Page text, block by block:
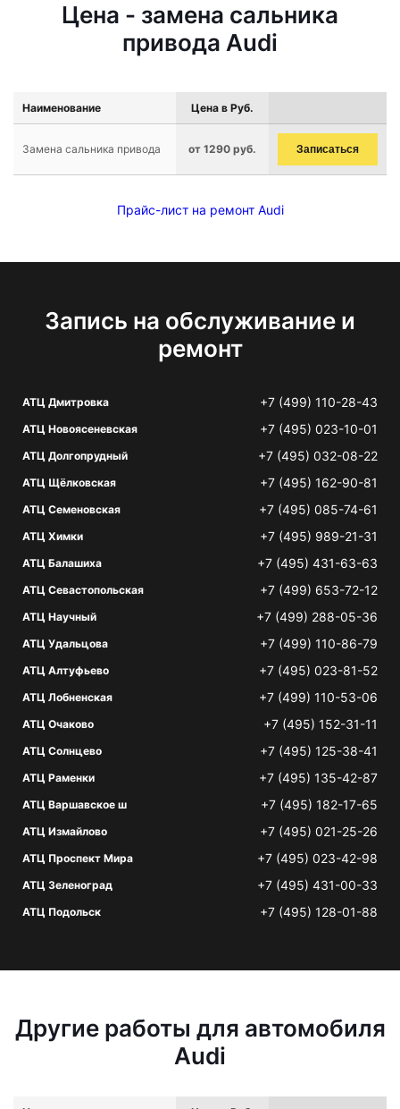
Цена - замена сальника
привода Audi
Наименование Цена в Руб.
Замена сальника привода от 1290 руб. Записаться
Прайс-лист на ремонт Audi
Запись на обслуживание и
ремонт
АТЦ Дмитровка +7 (499) 110-28-43
АТЦ Новоясеневская +7 (495) 023-10-01
АТЦ Долгопрудный +7 (495) 032-08-22
АТЦ Щёлковская +7 (495) 162-90-81
АТЦ Семеновская +7 (495) 085-74-61
АТЦ Химки +7 (495) 989-21-31
АТЦ Балашиха +7 (495) 431-63-63
АТЦ Севастопольская +7 (499) 653-72-12
АТЦ Научный +7 (499) 288-05-36
АТЦ Удальцова +7 (499) 110-86-79
АТЦ Алтуфьево +7 (495) 023-81-52
АТЦ Лобненская +7 (499) 110-53-06
АТЦ Очаково +7 (495) 152-31-11
АТЦ Солнцево +7 (495) 125-38-41
АТЦ Раменки +7 (495) 135-42-87
АТЦ Варшавское ш +7 (495) 182-17-65
АТЦ Измайлово +7 (495) 021-25-26
АТЦ Проспект Мира +7 (495) 023-42-98
АТЦ Зеленоград +7 (495) 431-00-33
АТЦ Подольск +7 (495) 128-01-88
Другие работы для автомобиля
Audi